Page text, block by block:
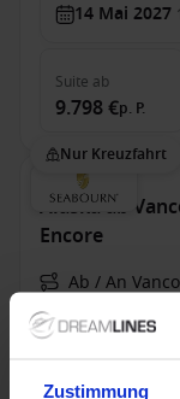
Zustimmung
14 Mai 2027
Suite ab
9.798 €p. P.
Nur Kreuzfahrt
Alaska ab
Encore
Ab / An
Seabourn